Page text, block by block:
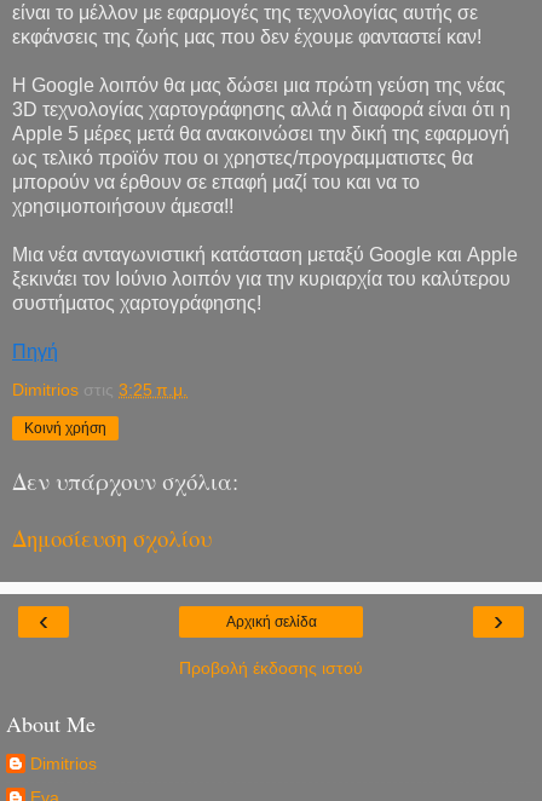
είναι το μέλλον με εφαρμογές της τεχνολογίας αυτής σε
εκφάνσεις της ζωής μας που δεν έχουμε φανταστεί καν!
Η Google λοιπόν θα μας δώσει μια πρώτη γεύση της νέας
3D τεχνολογίας χαρτογράφησης αλλά η διαφορά είναι ότι η
Apple 5 μέρες μετά θα ανακοινώσει την δική της εφαρμογή
ως τελικό προϊόν που οι χρηστες/προγραμματιστες θα
μπορούν να έρθουν σε επαφή μαζί του και να το
χρησιμοποιήσουν άμεσα!!
Μια νέα ανταγωνιστική κατάσταση μεταξύ Google και Apple
ξεκινάει τον Ιούνιο λοιπόν για την κυριαρχία του καλύτερου
συστήματος χαρτογράφησης!
Πηγή
Dimitrios στις 3:25 π.μ.
Κοινή χρήση
Δεν υπάρχουν σχόλια:
Δημοσίευση σχολίου
‹ ›
Αρχική σελίδα
Προβολή έκδοσης ιστού
About Me
Dimitrios